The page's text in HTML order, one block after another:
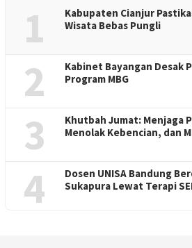
1
Kabupaten Cianjur
Wisata Bebas Pungli
2
Kabinet Bayangan Desak
Program MBG
3
Khutbah Jumat: Menjaga
Menolak Kebencian, dan
4
Dosen UNISA Bandung
Sukapura Lewat Terapi